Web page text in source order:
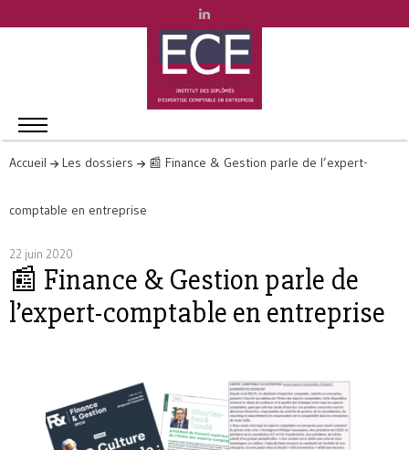
Accueil Les dossiers 📰 Finance & Gestion parle de l’expert-
comptable en entreprise
22 juin 2020
📰 Finance & Gestion parle de
l’expert-comptable en entreprise